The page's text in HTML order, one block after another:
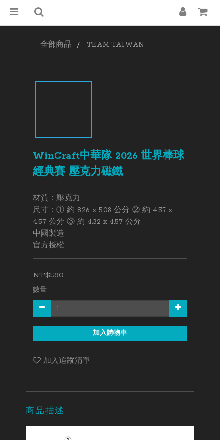
全部商品 TEAM TAIWAN
WinCraft中華隊 2026 世界棒球
經典賽 壓克力磁鐵
材質：壓克力
尺寸：① 約 8.26 x 5.08 公分 ② 約 4.57 x
4.57 公分 ③ 約 4.32 x 4.57 公分
中國製造
官方授權
NT$580
數量
加入購物車
加入追蹤清單
商品描述